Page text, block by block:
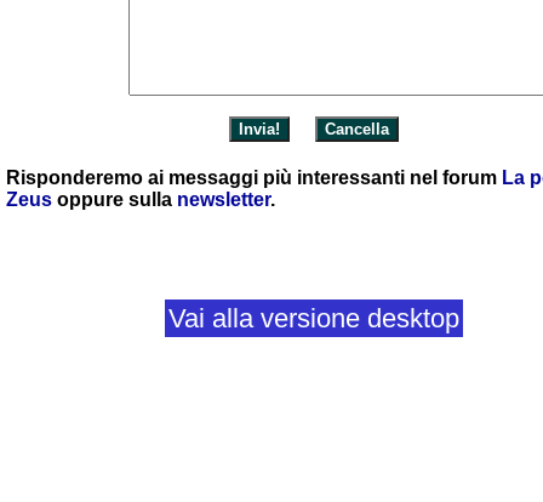
Risponderemo ai messaggi più interessanti nel forum La
Zeus oppure sulla newsletter.
Vai alla versione desktop